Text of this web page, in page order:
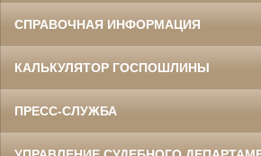
СПРАВОЧНАЯ ИНФОРМАЦИЯ
КАЛЬКУЛЯТОР ГОСПОШЛИНЫ
ПРЕСС-СЛУЖБА